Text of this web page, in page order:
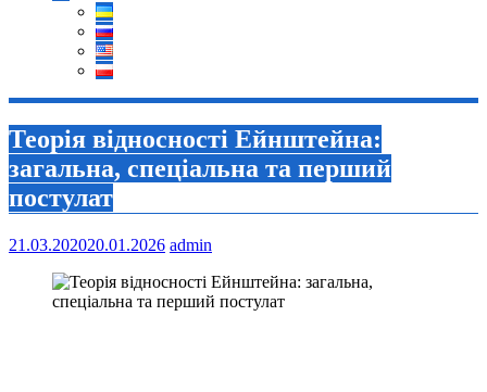
Теорія відносності Ейнштейна:
загальна, спеціальна та перший
постулат
21.03.202020.01.2026 admin